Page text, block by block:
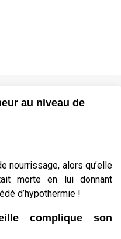
au niveau de
nourrissage, alors qu’elle
morte en lui donnant
d’hypothermie !
complique son